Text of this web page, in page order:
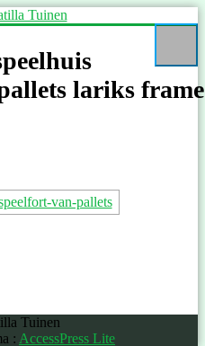
lariks frame
Tuinen
: AccessPress Lite